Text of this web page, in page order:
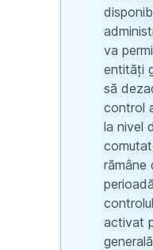
va
entități
să
control
la nivel
rămâne
activat